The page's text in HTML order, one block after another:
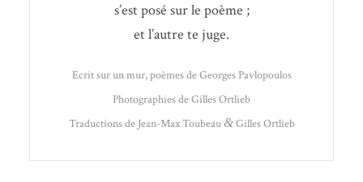
s’est posé sur le poème ;
et l’autre te juge.
Ecrit sur un mur,poèmes de Georges Pav­lo­pou­los
Pho­to­gra­phies de Gilles Ort­lieb
Tra­duc­tions de Jean-Max Tou­beau&Gilles Ortlieb